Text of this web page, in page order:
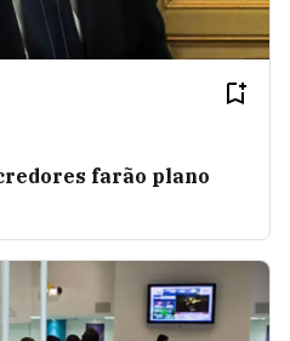
farão plano